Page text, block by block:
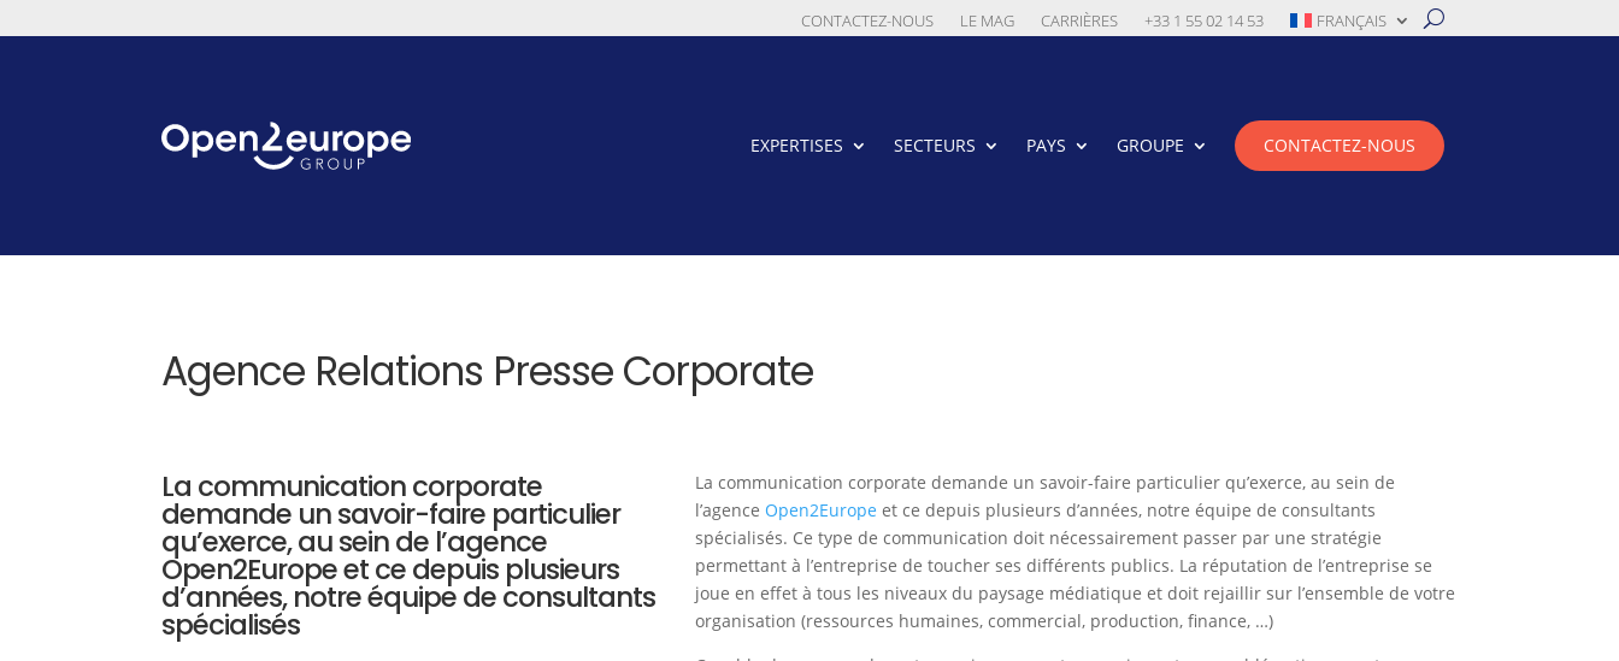
CONTACTEZ-NOUS LE MAG CARRIÈRES +33 1 55 02 14 53 FRANÇAIS
EXPERTISES SECTEURS PAYS GROUPE CONTACTEZ-NOUS
Agence Relations Presse Corporate
La communication corporate
demande un savoir-faire particulier
qu’exerce, au sein de l’agence
Open2Europe et ce depuis plusieurs
d’années, notre équipe de consultants
spécialisés
La communication corporate demande un savoir-faire particulier qu’exerce, au sein de
l’agence Open2Europe et ce depuis plusieurs d’années, notre équipe de consultants
spécialisés. Ce type de communication doit nécessairement passer par une stratégie
permettant à l’entreprise de toucher ses différents publics. La réputation de l’entreprise se
joue en effet à tous les niveaux du paysage médiatique et doit rejaillir sur l’ensemble de votre
organisation (ressources humaines, commercial, production, finance, …)